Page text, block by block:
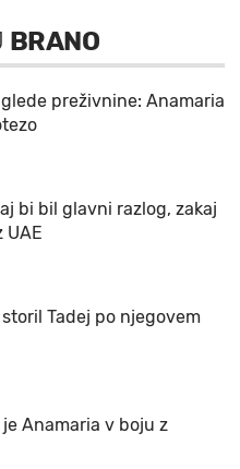
BRANO
preživnine: Anamaria
bi bil glavni razlog, zakaj
UAE
Tadej po njegovem
Anamaria v boju z